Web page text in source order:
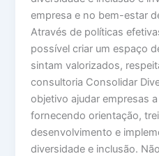
empresa e no bem-estar
Através de políticas
possível criar um espaço
sintam valorizados,
consultoria Consolidar
objetivo ajudar empresas
fornecendo orientação,
desenvolvimento e
diversidade e inclusão.